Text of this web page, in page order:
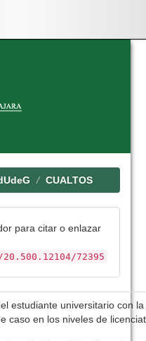
CUALTOS
para citar o enlazar
72395
estudiante universitario con
caso en los niveles de